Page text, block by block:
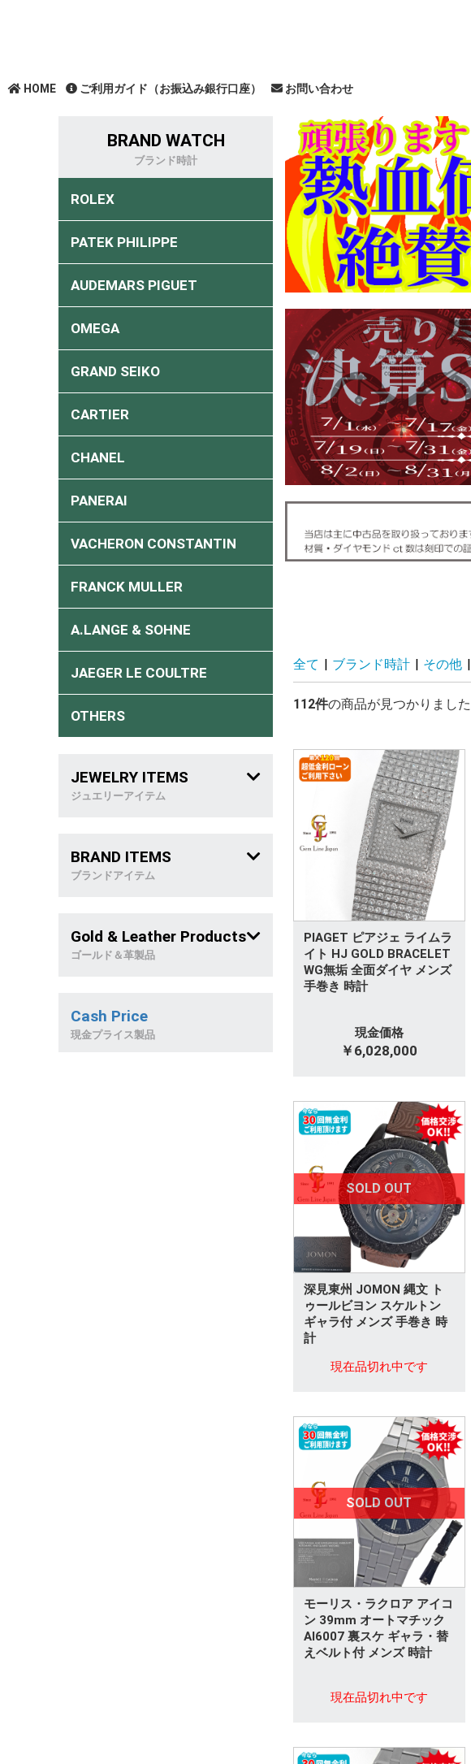
HOME ご利用ガイド（お振込み銀行口座） お問い合わせ
BRAND WATCH
ブランド時計
ROLEX
PATEK PHILIPPE
AUDEMARS PIGUET
OMEGA
GRAND SEIKO
CARTIER
CHANEL
PANERAI
VACHERON CONSTANTIN
FRANCK MULLER
A.LANGE & SOHNE
JAEGER LE COULTRE
OTHERS
JEWELRY ITEMS
ジュエリーアイテム
喜 平
リング
ブレスレット
BRAND ITEMS
ブランドアイテム
ブランドジュエリー
Gold & Leather Products
ゴールド＆革製品
天然石製品
Cash Price
現金プライス製品
全て | ブランド時計 | その他 |
112件の商品が見つかりました
PIAGET ピアジェ ライムラ
イト HJ GOLD BRACELET
WG無垢 全面ダイヤ メンズ
手巻き 時計
現金価格
￥6,028,000
SOLD OUT
深見東州 JOMON 縄文 ト
ゥールビヨン スケルトン
ギャラ付 メンズ 手巻き 時
計
現在品切れ中です
SOLD OUT
モーリス・ラクロア アイコ
ン 39mm オートマチック
AI6007 裏スケ ギャラ・替
えベルト付 メンズ 時計
現在品切れ中です